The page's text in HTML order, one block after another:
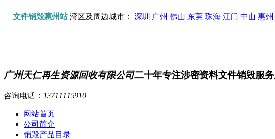
文件销毁惠州站湾区及周边城市： 深圳 广州 佛山 东莞 珠海 江门 中山 惠州
广州天仁再生资源回收有限公司二十年专注涉密资料文件销毁服务
咨询电话： 13711115910
网站首页
公司简介
销毁产品目录